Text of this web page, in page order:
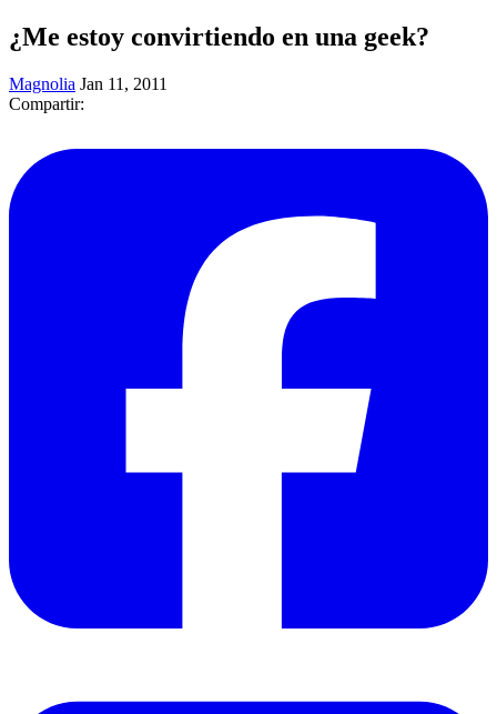
¿Me estoy convirtiendo en una geek?
Magnolia Jan 11, 2011
Compartir: